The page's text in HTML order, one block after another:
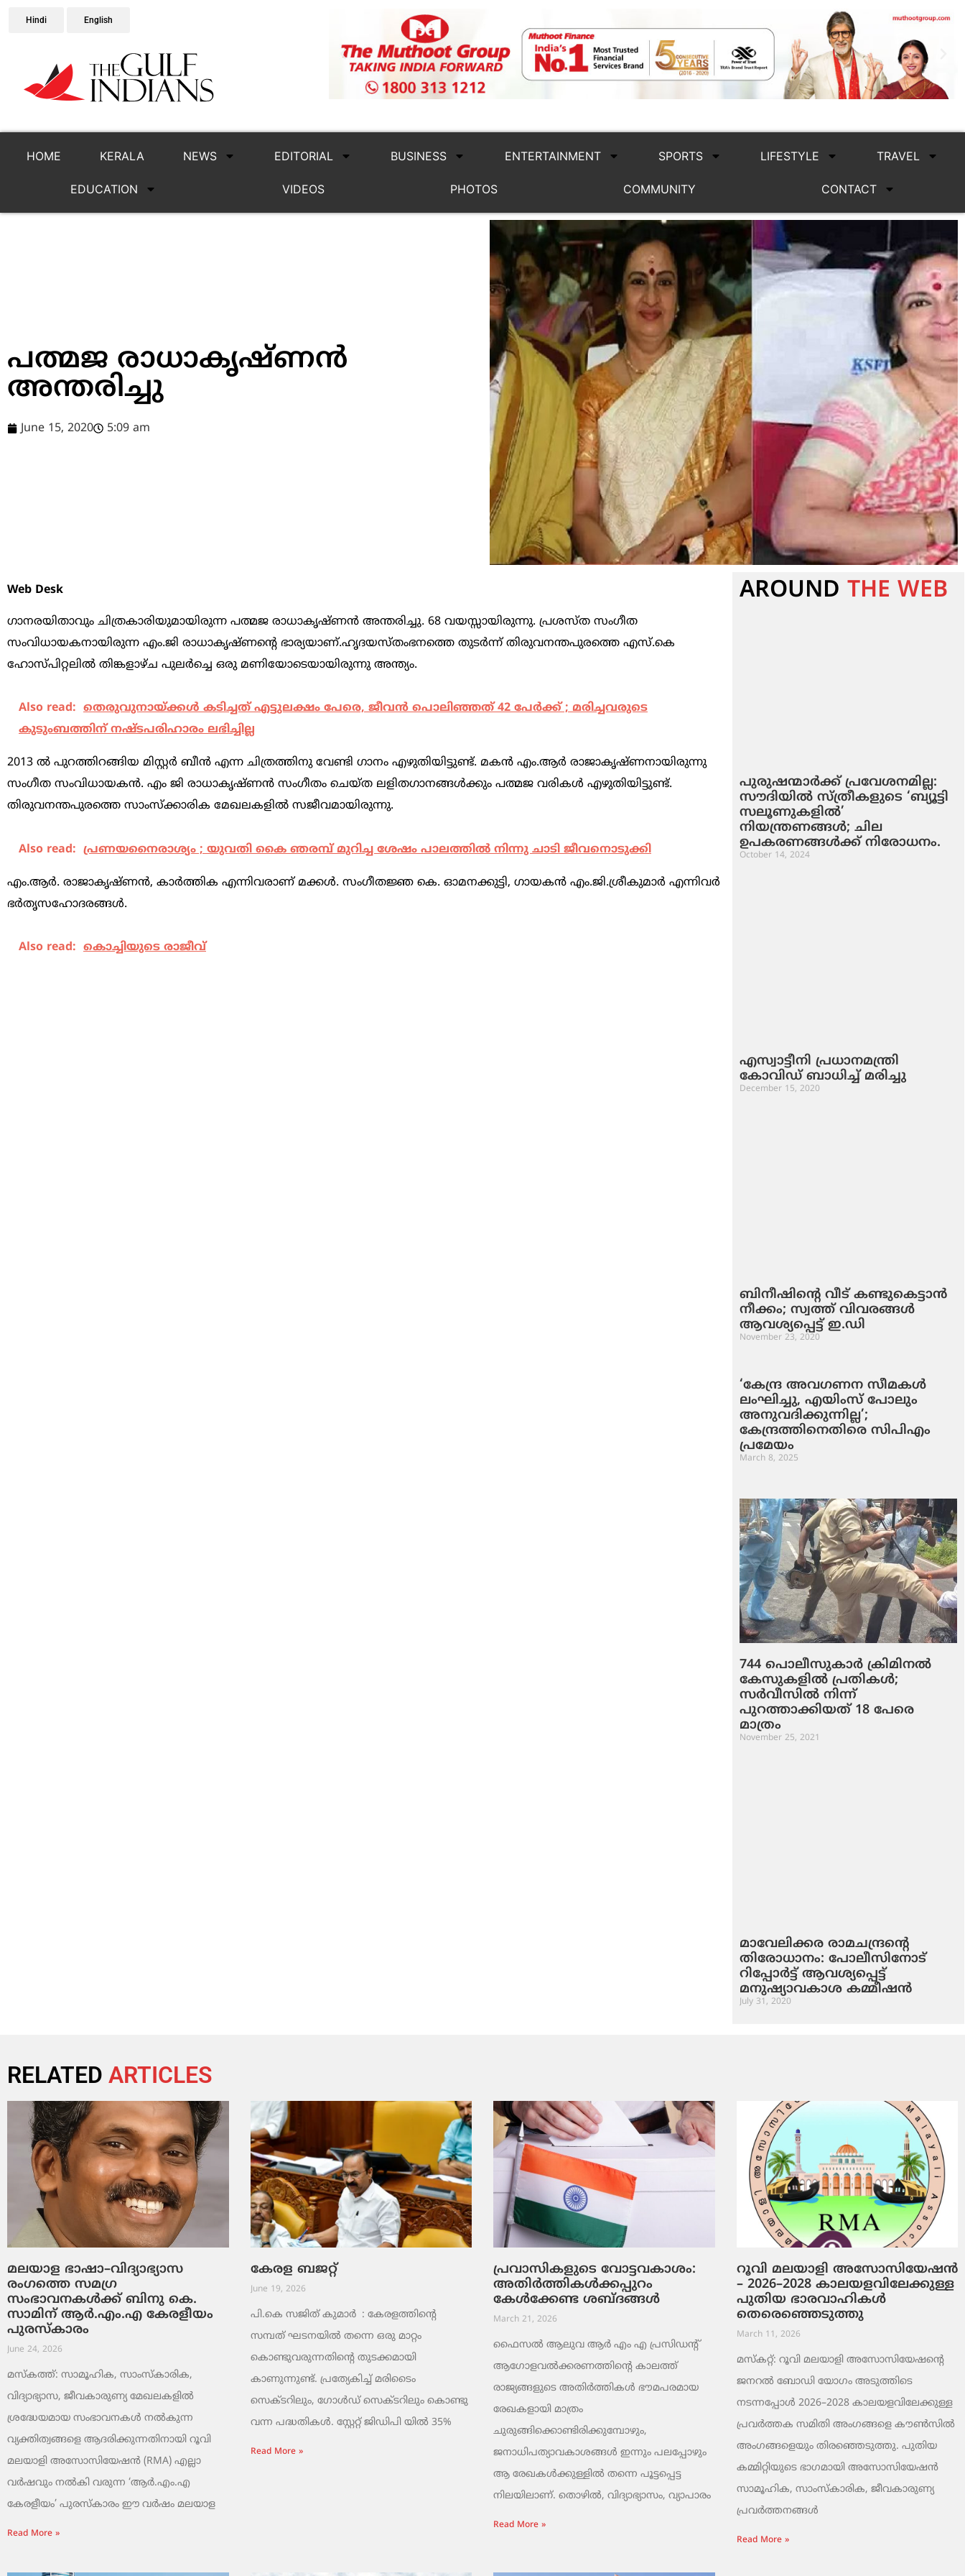
Hindi English
HOME KERALA NEWS EDITORIAL BUSINESS ENTERTAINMENT SPORTS LIFESTYLE TRAVEL
EDUCATION VIDEOS PHOTOS COMMUNITY CONTACT
പത്മജ രാധാകൃഷ്ണന്‍
അന്തരിച്ചു
June 15, 2020 5:09 am
Web Desk
ഗാനരയിതാവും ചിത്രകാരിയുമായിരുന്ന പത്മജ രാധാകൃഷ്ണന്‍ അന്തരിച്ചു. 68 വയസ്സായിരുന്നു. പ്രശസ്ത സംഗീത
സംവിധായകനായിരുന്ന എം.ജി രാധാകൃഷ്ണന്‍റെ ഭാര്യയാണ്.ഹൃദയസ്തംഭനത്തെ തുടര്‍ന്ന് തിരുവനന്തപുരത്തെ എസ്.കെ
ഹോസ്പിറ്റലില്‍ തിങ്കളാഴ്ച പുലര്‍ച്ചെ ഒരു മണിയോടെയായിരുന്നു അന്ത്യം.
Also read: തെരുവുനായ്ക്കള്‍ കടിച്ചത് എട്ടുലക്ഷം പേരെ, ജീവന്‍ പൊലിഞ്ഞത് 42 പേര്‍ക്ക് ; മരിച്ചവരുടെ
കുടുംബത്തിന് നഷ്ടപരിഹാരം ലഭിച്ചില്ല
2013 ല്‍ പുറത്തിറങ്ങിയ മിസ്റ്റര്‍ ബീന്‍ എന്ന ചിത്രത്തിനു വേണ്ടി ഗാനം എഴുതിയിട്ടുണ്ട്. മകന്‍ എം.ആര്‍ രാജാകൃഷ്ണനായിരുന്നു
സംഗീത സംവിധായകന്‍. എം ജി രാധാകൃഷ്ണന്‍ സംഗീതം ചെയ്ത ലളിതഗാനങ്ങള്‍ക്കും പത്മജ വരികള്‍ എഴുതിയിട്ടുണ്ട്.
തിരുവനന്തപുരത്തെ സാംസ്‌ക്കാരിക മേഖലകളില്‍ സജീവമായിരുന്നു.
Also read: പ്രണയനൈരാശ്യം ; യുവതി കൈ ഞരമ്പ് മുറിച്ച ശേഷം പാലത്തില്‍ നിന്നു ചാടി ജീവനൊടുക്കി
എം.ആര്‍. രാജാകൃഷ്ണന്‍, കാര്‍ത്തിക എന്നിവരാണ് മക്കള്‍. സംഗീതജ്ഞ കെ. ഓമനക്കുട്ടി, ഗായകന്‍ എം.ജി.ശ്രീകുമാര്‍ എന്നിവര്‍
ഭര്‍തൃസഹോദരങ്ങള്‍.
Also read: കൊച്ചിയുടെ രാജീവ്
AROUND THE WEB
പുരുഷന്മാർക്ക് പ്രവേശനമില്ല:
സൗദിയിൽ സ്ത്രീകളുടെ ‘ബ്യൂട്ടി
സലൂണുകളിൽ’
നിയന്ത്രണങ്ങൾ; ചില
ഉപകരണങ്ങൾക്ക് നിരോധനം.
October 14, 2024
എസ്വാട്ടീനി പ്രധാനമന്ത്രി
കോവിഡ് ബാധിച്ച് മരിച്ചു
December 15, 2020
ബിനീഷിന്റെ വീട് കണ്ടുകെട്ടാന്‍
നീക്കം; സ്വത്ത് വിവരങ്ങള്‍
ആവശ്യപ്പെട്ട് ഇ.ഡി
November 23, 2020
‘കേന്ദ്ര അവഗണന സീമകള്‍
ലംഘിച്ചു, എയിംസ് പോലും
അനുവദിക്കുന്നില്ല’;
കേന്ദ്രത്തിനെതിരെ സിപിഎം
പ്രമേയം
March 8, 2025
744 പൊലീസുകാര്‍ ക്രിമിനല്‍
കേസുകളില്‍ പ്രതികള്‍;
സര്‍വീസില്‍ നിന്ന്
പുറത്താക്കിയത് 18 പേരെ
മാത്രം
November 25, 2021
മാവേലിക്കര രാമചന്ദ്രന്റെ
തിരോധാനം: പോലീസിനോട്
റിപ്പോര്‍ട്ട് ആവശ്യപ്പെട്ട്
മനുഷ്യാവകാശ കമ്മീഷന്‍
July 31, 2020
RELATED ARTICLES
മലയാള ഭാഷാ–വിദ്യാഭ്യാസ
രംഗത്തെ സമഗ്ര
സംഭാവനകൾക്ക് ബിനു കെ.
സാമിന് ആർ.എം.എ കേരളീയം
പുരസ്‌കാരം
June 24, 2026
മസ്കത്ത്: സാമൂഹിക, സാംസ്‌കാരിക,
വിദ്യാഭ്യാസ, ജീവകാരുണ്യ മേഖലകളിൽ
ശ്രദ്ധേയമായ സംഭാവനകൾ നൽകുന്ന
വ്യക്തിത്വങ്ങളെ ആദരിക്കുന്നതിനായി റൂവി
മലയാളി അസോസിയേഷൻ (RMA) എല്ലാ
വർഷവും നൽകി വരുന്ന ‘ആർ.എം.എ
കേരളീയം’ പുരസ്‌കാരം ഈ വർഷം മലയാള
Read More »
കേരള ബജറ്റ്
June 19, 2026
പി.കെ സജിത് കുമാര്‍ : കേരളത്തിന്റെ
സമ്പത് ഘടനയിൽ തന്നെ ഒരു മാറ്റം
കൊണ്ടുവരുന്നതിന്റെ തുടക്കമായി
കാണുന്നുണ്ട്. പ്രത്യേകിച്ച് മരിടൈം
സെക്ടറിലും, ഗോൾഡ് സെക്ടറിലും കൊണ്ടു
വന്ന പദ്ധതികൾ. സ്റ്റേറ്റ് ജിഡിപി യിൽ 35%
Read More »
പ്രവാസികളുടെ വോട്ടവകാശം:
അതിർത്തികൾക്കപ്പുറം
കേൾക്കേണ്ട ശബ്ദങ്ങൾ
March 21, 2026
ഫൈസൽ ആലുവ ആർ എം എ പ്രസിഡന്റ്
ആഗോളവൽക്കരണത്തിന്റെ കാലത്ത്
രാജ്യങ്ങളുടെ അതിർത്തികൾ ഭൗമപരമായ
രേഖകളായി മാത്രം
ചുരുങ്ങിക്കൊണ്ടിരിക്കുമ്പോഴും,
ജനാധിപത്യാവകാശങ്ങൾ ഇന്നും പലപ്പോഴും
ആ രേഖകൾക്കുള്ളിൽ തന്നെ പൂട്ടപ്പെട്ട
നിലയിലാണ്. തൊഴിൽ, വിദ്യാഭ്യാസം, വ്യാപാരം
Read More »
റൂവി മലയാളി അസോസിയേഷൻ
– 2026–2028 കാലയളവിലേക്കുള്ള
പുതിയ ഭാരവാഹികൾ
തെരെഞ്ഞെടുത്തു
March 11, 2026
മസ്കറ്റ്: റൂവി മലയാളി അസോസിയേഷന്റെ
ജനറൽ ബോഡി യോഗം അടുത്തിടെ
നടന്നപ്പോൾ 2026–2028 കാലയളവിലേക്കുള്ള
പ്രവർത്തക സമിതി അംഗങ്ങളെ കൗൺസിൽ
അംഗങ്ങളെയും തിരഞ്ഞെടുത്തു. പുതിയ
കമ്മിറ്റിയുടെ ഭാഗമായി അസോസിയേഷൻ
സാമൂഹിക, സാംസ്‌കാരിക, ജീവകാരുണ്യ
പ്രവർത്തനങ്ങൾ
Read More »